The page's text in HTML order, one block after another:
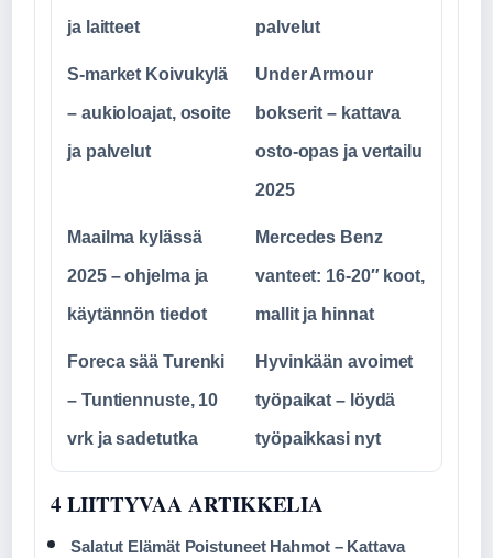
ja laitteet palvelut
S-market Koivukylä
– aukioloajat, osoite
ja palvelut
Under Armour
bokserit – kattava
osto-opas ja vertailu
2025
Maailma kylässä
2025 – ohjelma ja
käytännön tiedot
Mercedes Benz
vanteet: 16-20″ koot,
mallit ja hinnat
Foreca sää Turenki
– Tuntiennuste, 10
vrk ja sadetutka
Hyvinkään avoimet
työpaikat – löydä
työpaikkasi nyt
4 LIITTYVAA ARTIKKELIA
Salatut Elämät Poistuneet Hahmot – Kattava